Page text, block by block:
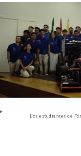
Los estudiantes de